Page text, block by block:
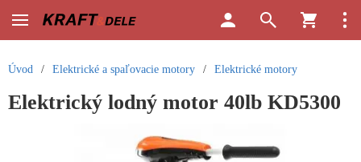
Úvod / Elektrické a spaľovacie motory / Elektrické motory
Elektrický lodný motor 40lb KD5300